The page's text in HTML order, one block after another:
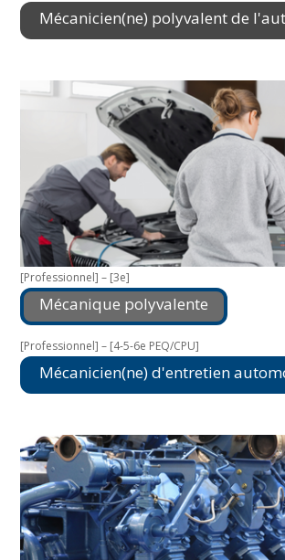
Mécanicien(ne) polyvalent de
[Professionnel] – [3e]
Mécanique polyvalente
[Professionnel] – [4-5-6e PEQ/CPU]
Mécanicien(ne) d'entretien